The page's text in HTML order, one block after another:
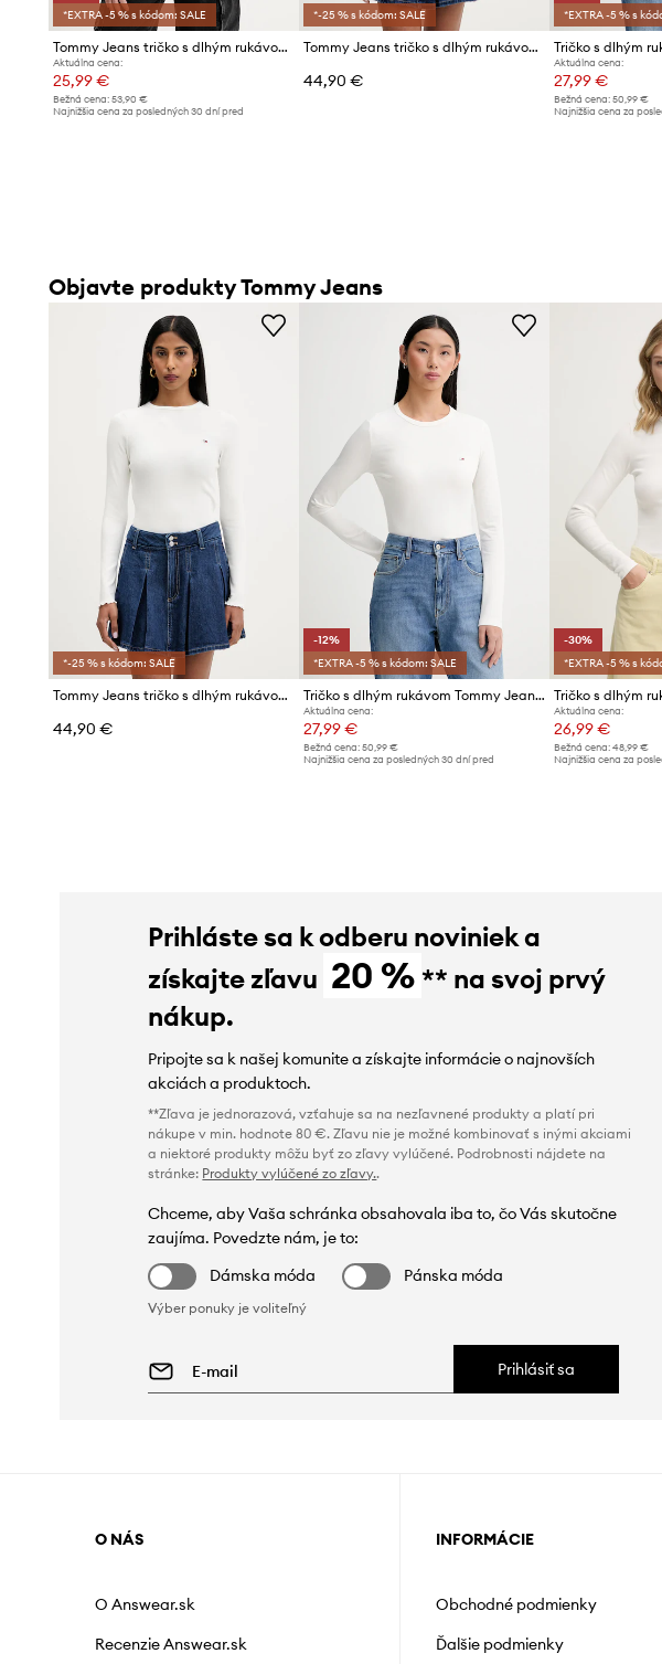
*EXTRA -5 % s kódom: SALE
Tommy Jeans tričko s dlhým rukávom dámske bavlnené s elastanom
Aktuálna cena:
25,99 €
Bežná cena: 53,90 €
Najnižšia cena za posledných 30 dní pred
*-25 % s kódom: SALE
Tommy Jeans tričko s dlhým rukávom dámske bavlnené s elastanom
44,90 €
*EXTRA -5 % s
Aktuálna cena:
27,99 €
Bežná cena: 50,99 €
Najnižšia cena za
Objavte produkty Tommy Jeans
*-25 % s kódom: SALE
Tommy Jeans tričko s dlhým rukávom dámske bavlnené s elastanom
44,90 €
-12%
*EXTRA -5 % s kódom: SALE
Tričko s dlhým rukávom Tommy Jeans
Aktuálna cena:
27,99 €
Bežná cena:50,99 €
Najnižšia cena za posledných 30 dní pred
-30%
*EXTRA -5 % s
Aktuálna cena:
26,99 €
Bežná cena: 48,99 €
Najnižšia cena za
Prihláste sa k odberu noviniek a
získajte zľavu 20 % ** na svoj prvý
nákup.
Pripojte sa k našej komunite a získajte informácie o najnovších
akciách a produktoch.
**Zľava je jednorazová, vzťahuje sa na nezľavnené produkty a platí pri
nákupe v min. hodnote 80 €. Zľavu nie je možné kombinovať s inými akciami
a niektoré produkty môžu byť zo zľavy vylúčené. Podrobnosti nájdete na
stránke: Produkty vylúčené zo zľavy..
Chceme, aby Vaša schránka obsahovala iba to, čo Vás skutočne
zaujíma. Povedzte nám, je to:
Dámska móda
Pánska móda
Výber ponuky je voliteľný
Prihlásiť sa
O NÁS
O Answear.sk
Recenzie Answear.sk
INFORMÁCIE
Obchodné podmienky
Ďalšie podmienky